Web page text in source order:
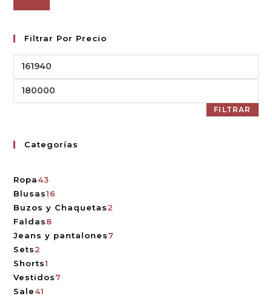
Filtrar Por Precio
FILTRAR
Categorías
Ropa43
Blusas16
Buzos y Chaquetas2
Faldas8
Jeans y pantalones7
Sets2
Shorts1
Vestidos7
Sale41